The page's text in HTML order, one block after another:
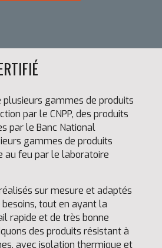
plusieurs gammes de produits
par le CNPP, des produits
par le Banc National
gammes de produits
au feu par le laboratoire
sur mesure et adaptés
tout en ayant la
rapide et de très bonne
des produits résistant à
avec isolation thermique et